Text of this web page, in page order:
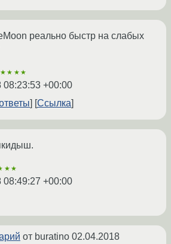
реально быстр на слабых
08:23:53 +00:00
Ссылка
08:49:27 +00:00
от buratino 02.04.2018